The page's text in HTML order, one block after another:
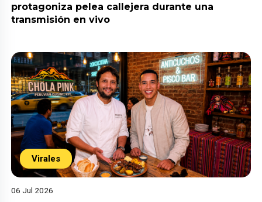
protagoniza pelea callejera durante una
transmisión en vivo
Virales
06 Jul 2026